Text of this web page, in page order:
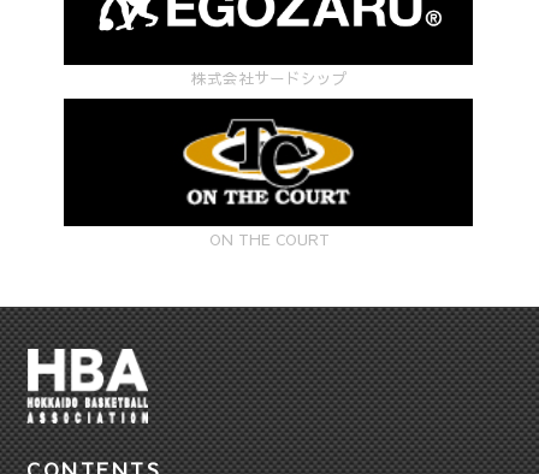
株式会社サードシップ
ON THE COURT